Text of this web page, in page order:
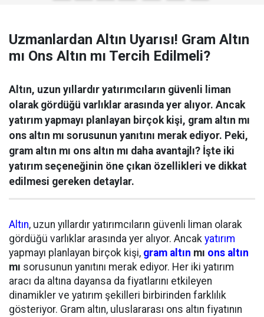
Uzmanlardan Altın Uyarısı! Gram Altın
mı Ons Altın mı Tercih Edilmeli?
Altın, uzun yıllardır yatırımcıların güvenli liman
olarak gördüğü varlıklar arasında yer alıyor. Ancak
yatırım yapmayı planlayan birçok kişi, gram altın mı
ons altın mı sorusunun yanıtını merak ediyor. Peki,
gram altın mı ons altın mı daha avantajlı? İşte iki
yatırım seçeneğinin öne çıkan özellikleri ve dikkat
edilmesi gereken detaylar.
Altın, uzun yıllardır yatırımcıların güvenli liman olarak
gördüğü varlıklar arasında yer alıyor. Ancak yatırım
yapmayı planlayan birçok kişi, gram altın mı ons altın
mı sorusunun yanıtını merak ediyor. Her iki yatırım
aracı da altına dayansa da fiyatlarını etkileyen
dinamikler ve yatırım şekilleri birbirinden farklılık
gösteriyor. Gram altın, uluslararası ons altın fiyatının